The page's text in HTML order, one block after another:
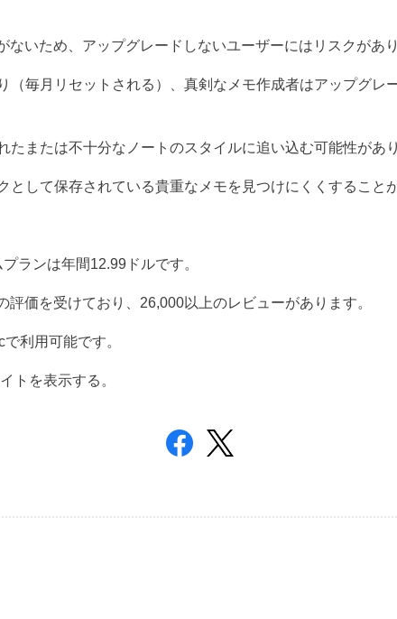
ないため、アップグレードしないユーザーにはリスクがあり
（毎月リセットされる）、真剣なメモ作成者はアップグレ
または不十分なノートのスタイルに追い込む可能性があり
して保存されている貴重なメモを見つけにくくすること
ランは年間12.99 ドルです。
評価を受けており、 26,000以上のレビューがあります。
で利用可能です。
トを表示する。